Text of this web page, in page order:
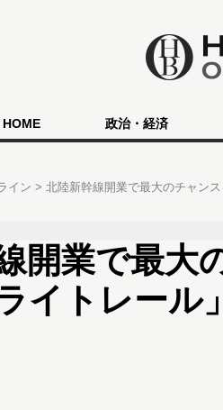
HOME 政治・経済
イン
北陸新幹線開業で最大のチャン
開業で最大
イトレール